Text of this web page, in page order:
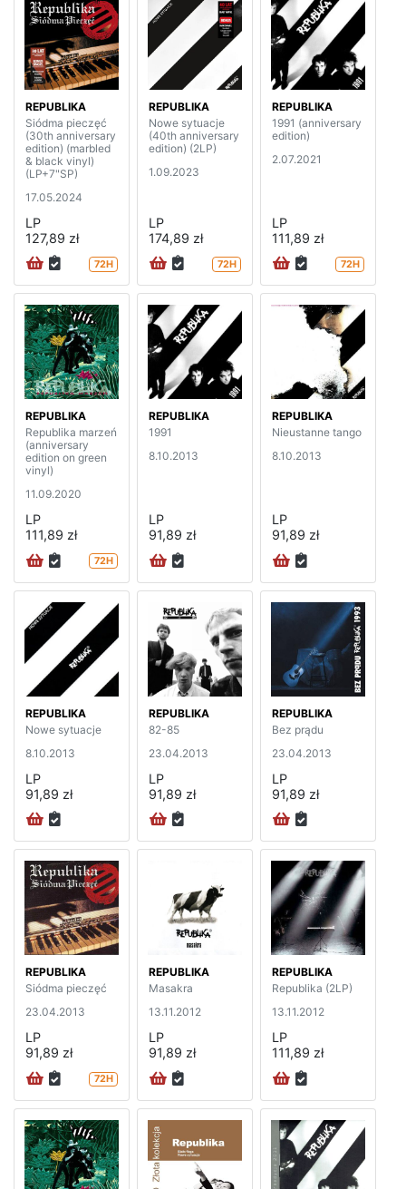
REPUBLIKA
Siódma pieczęć
(30th anniversary
edition) (marbled
& black vinyl)
(LP+7"SP)
17.05.2024
LP
127,89 zł
72H
REPUBLIKA
Nowe sytuacje
(40th anniversary
edition) (2LP)
1.09.2023
LP
174,89 zł
72H
REPUBLIKA
1991 (anniversary
edition)
2.07.2021
LP
111,89 zł
72H
REPUBLIKA
Republika marzeń
(anniversary
edition on green
vinyl)
11.09.2020
LP
111,89 zł
72H
REPUBLIKA
1991
8.10.2013
LP
91,89 zł
REPUBLIKA
Nieustanne tango
8.10.2013
LP
91,89 zł
REPUBLIKA
Nowe sytuacje
8.10.2013
LP
91,89 zł
REPUBLIKA
82-85
23.04.2013
LP
91,89 zł
REPUBLIKA
Bez prądu
23.04.2013
LP
91,89 zł
REPUBLIKA
Siódma pieczęć
23.04.2013
LP
91,89 zł
72H
REPUBLIKA
Masakra
13.11.2012
LP
91,89 zł
REPUBLIKA
Republika (2LP)
13.11.2012
LP
111,89 zł